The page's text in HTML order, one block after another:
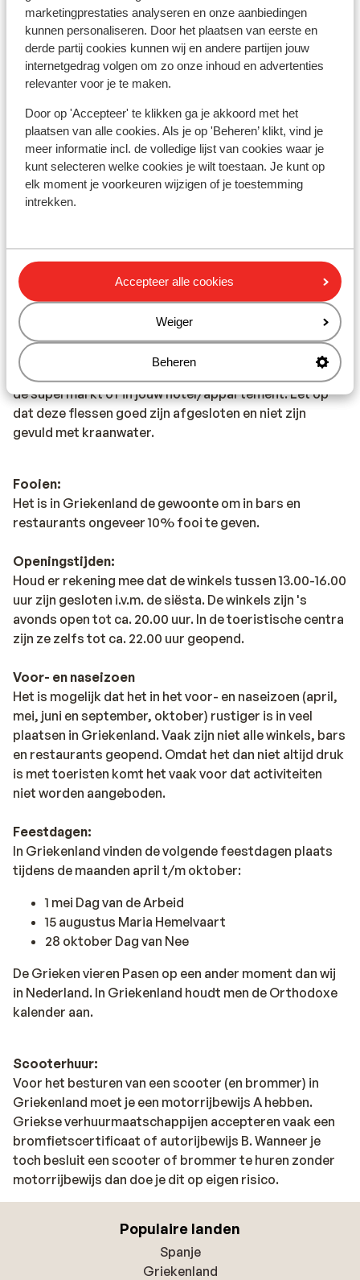
marketingprestaties analyseren en onze aanbiedingen
kunnen personaliseren. Door het plaatsen van eerste en
derde partij cookies kunnen wij en andere partijen jouw
internetgedrag volgen om zo onze inhoud en advertenties
relevanter voor je te maken.
Door op 'Accepteer' te klikken ga je akkoord met het
plaatsen van alle cookies. Als je op 'Beheren’ klikt, vind je
meer informatie incl. de volledige lijst van cookies waar je
kunt selecteren welke cookies je wilt toestaan. Je kunt op
elk moment je voorkeuren wijzigen of je toestemming
intrekken.
Accepteer alle cookies
Weiger
Beheren
Het alarmnummer in Griekenland voor de politie is 100.
Wanneer je een ambulance nodig hebt, dan dien je 166 te
bellen. Let op, deze alarmnummers mag je alleen
gebruiken bij noodgevallen.
Eten & drinken:
Houd je van lekker eten? In Griekenland ben je aan het
juiste adres. De Griekse keuken is divers. In de Griekse
restaurants vind je zowel vlees- als visgerechten, maar
ook smaakvolle vegetarische gerechten. Denk maar
anders? Ook dit is mogelijk. In de toeristische plaatsen
tref je een grote hoeveelheid aan van restaurants met
de internationale keuken.
Het water in Griekenland is anders dan je in Nederland
gewend bent. Het wordt afgeraden om kraanwater te
drinken. Wij adviseren je om flessen water te kopen in
de supermarkt of in jouw hotel/appartement. Let op
dat deze flessen goed zijn afgesloten en niet zijn
gevuld met kraanwater.
Fooien:
Het is in Griekenland de gewoonte om in bars en
restaurants ongeveer 10% fooi te geven.
Openingstijden:
Houd er rekening mee dat de winkels tussen 13.00-16.00
uur zijn gesloten i.v.m. de siësta. De winkels zijn 's
avonds open tot ca. 20.00 uur. In de toeristische centra
zijn ze zelfs tot ca. 22.00 uur geopend.
Voor- en naseizoen
Het is mogelijk dat het in het voor- en naseizoen (april,
mei, juni en september, oktober) rustiger is in veel
plaatsen in Griekenland. Vaak zijn niet alle winkels, bars
en restaurants geopend. Omdat het dan niet altijd druk
is met toeristen komt het vaak voor dat activiteiten
niet worden aangeboden.
Feestdagen:
In Griekenland vinden de volgende feestdagen plaats
tijdens de maanden april t/m oktober:
1 mei Dag van de Arbeid
15 augustus Maria Hemelvaart
28 oktober Dag van Nee
De Grieken vieren Pasen op een ander moment dan wij
in Nederland. In Griekenland houdt men de Orthodoxe
kalender aan.
Scooterhuur:
Voor het besturen van een scooter (en brommer) in
Griekenland moet je een motorrijbewijs A hebben.
Griekse verhuurmaatschappijen accepteren vaak een
bromfietscertificaat of autorijbewijs B. Wanneer je
toch besluit een scooter of brommer te huren zonder
motorrijbewijs dan doe je dit op eigen risico.
Populaire landen
Spanje
Griekenland